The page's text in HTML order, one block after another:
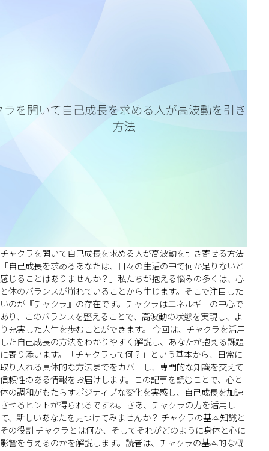
チャクラを開いて自己成長を求める人が高波動を引き寄せる方法
「自己成長を求めるあなたは、日々の生活の中で何か足りないと
感じることはありませんか？」私たちが抱える悩みの多くは、心
と体のバランスが崩れていることから生じます。そこで注目した
いのが『チャクラ』の存在です。チャクラはエネルギーの中心で
あり、このバランスを整えることで、高波動の状態を実現し、よ
り充実した人生を歩むことができます。 今回は、チャクラを活用
した自己成長の方法をわかりやすく解説し、あなたが抱える課題
に寄り添います。「チャクラって何？」という基本から、日常に
取り入れる具体的な方法までをカバーし、専門的な知識を交えて
信頼性のある情報をお届けします。この記事を読むことで、心と
体の調和がもたらすポジティブな変化を実感し、自己成長を加速
させるヒントが得られるですね。さあ、チャクラの力を活用し
て、新しいあなたを見つけてみませんか？ チャクラの基本知識と
その役割 チャクラとは何か、そしてそれがどのように身体と心に
影響を与えるのかを解説します。読者は、チャクラの基本的な概